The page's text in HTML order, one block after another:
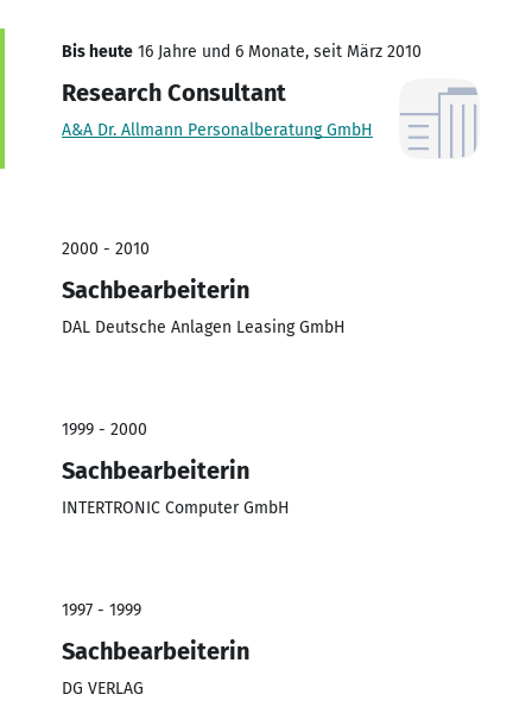
Bis heute 16 Jahre und 6 Monate, seit März 2010
Research Consultant
A&A Dr. Allmann Personalberatung GmbH
2000 - 2010
Sachbearbeiterin
DAL Deutsche Anlagen Leasing GmbH
1999 - 2000
Sachbearbeiterin
INTERTRONIC Computer GmbH
1997 - 1999
Sachbearbeiterin
DG VERLAG